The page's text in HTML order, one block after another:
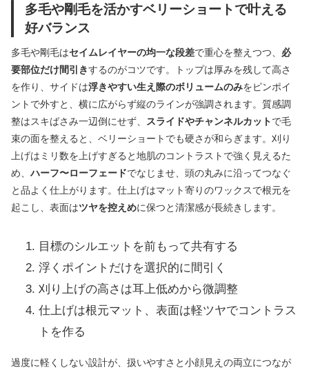
多毛や剛毛を活かすベリーショートで叶える
好バランス
多毛や剛毛はセイムレイヤーの均一な段差で重心を整えつつ、 必
要部位だけ間引きするのがコツです。トップは厚みを残して高さ
を作り、サイドは浮きやすい生え際のボリュームのみをピンポイ
ントで外すと、横に広がらず縦のラインが強調されます。質感調
整はスキばさみ一辺倒にせず、
スライドやチャンネルカットで毛
束の面を整えると、ベリーショートでも硬さが和らぎます。刈り
上げはミリ数を上げすぎると地肌のコントラストで強く見えるた
め、ハーフ〜ローフェードでなじませ、頭の丸みに沿ってつなぐ
と品よく仕上がります。仕上げはマット寄りのワックスで根元を
起こし、表面はツヤを控えめに保つと清潔感が長続きします。
目標のシルエットを前もって共有する
浮くポイントだけを選択的に間引く
刈り上げの高さは耳上低めから微調整
仕上げは根元マット、表面は軽ツヤでコントラス
トを作る
過度に軽くしない設計が、扱いやすさと小顔見えの両立につなが